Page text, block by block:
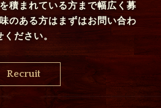
積まれている方まで幅広く募
のある方はまずはお問い合わ
ください。
Recruit